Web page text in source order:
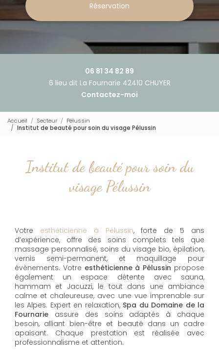
Réservation
06 81 34 82 89
6 lieu dit La Fournarie 42410 CHUYER
Contactez-moi
Accueil Secteur
Pélussin
Institut de beauté pour soin du visage Pélussin
Institut de beauté pour soin du
visage Pélussin
Votre esthéticienne à Pélussin, forte de 5 ans
d’expérience, offre des soins complets tels que
massage personnalisé, soins du visage bio, épilation,
vernis semi-permanent, et maquillage pour
évènements. Votre esthéticienne à Pélussin propose
également un espace détente avec sauna,
hammam et Jacuzzi, le tout dans une ambiance
calme et chaleureuse, avec une vue imprenable sur
les Alpes. Expert en relaxation, Spa du Domaine de la
Fournarie assure des soins adaptés à chaque
besoin, alliant bien-être et beauté dans un cadre
apaisant. Chaque prestation est réalisée avec
professionnalisme et attention.